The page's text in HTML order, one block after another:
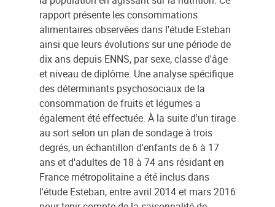
rapport présente les consommations
alimentaires observées dans l'étude Esteban
ainsi que leurs évolutions sur une période de
dix ans depuis ENNS, par sexe, classe d'âge
et niveau de diplôme. Une analyse spécifique
des déterminants psychosociaux de la
consommation de fruits et légumes a
également été effectuée. À la suite d'un tirage
au sort selon un plan de sondage à trois
degrés, un échantillon d'enfants de 6 à 17
ans et d'adultes de 18 à 74 ans résidant en
France métropolitaine a été inclus dans
l'étude Esteban, entre avril 2014 et mars 2016